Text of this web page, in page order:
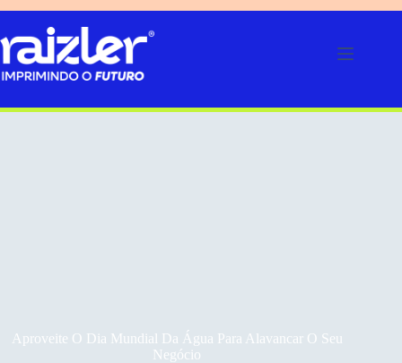
o
conteúdo
Aproveite O Dia Mundial Da Água Para Alavancar O Seu
Negócio